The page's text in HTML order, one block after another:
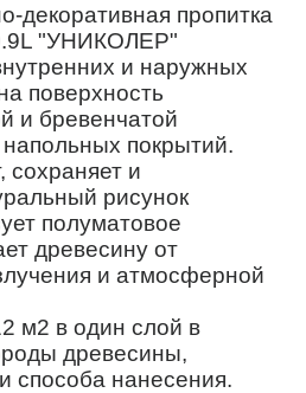
декоративная пропитка
"УНИКОЛЕР"
и наружных
поверхность
и бревенчатой
покрытий.
сохраняет и
рисунок
полуматовое
древесину от
и атмосферной
м2 в один слой в
древесины,
способа нанесения.